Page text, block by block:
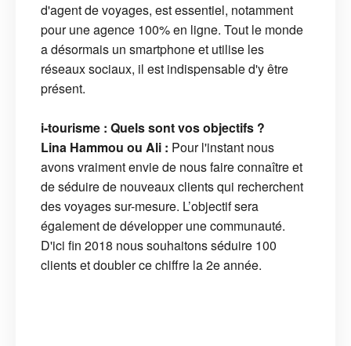
d'agent de voyages, est essentiel, notamment
pour une agence 100% en ligne. Tout le monde
a désormais un smartphone et utilise les
réseaux sociaux, il est indispensable d'y être
présent.
i-tourisme : Quels sont vos objectifs ?
Lina Hammou ou Ali : Pour l'instant nous
avons vraiment envie de nous faire connaître et
de séduire de nouveaux clients qui recherchent
des voyages sur-mesure. L’objectif sera
également de développer une communauté.
D'ici fin 2018 nous souhaitons séduire 100
clients et doubler ce chiffre la 2e année.